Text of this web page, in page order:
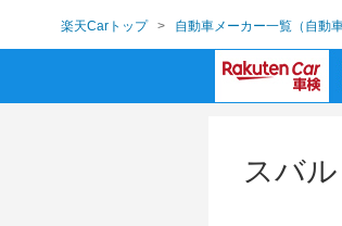
楽天Carトップ 自動車メーカー一覧（自動
スバ